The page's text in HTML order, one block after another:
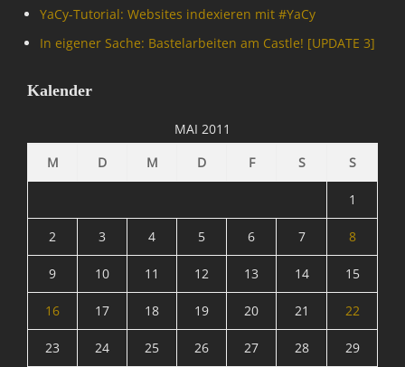
YaCy-Tutorial: Websites indexieren mit #YaCy
In eigener Sache: Bastelarbeiten am Castle! [UPDATE 3]
Kalender
MAI 2011
M
D M D F S S
1
2 3 4 5 6 7 8
9 10 11 12 13 14 15
16 17 18 19 20 21 22
23 24 25 26 27 28 29